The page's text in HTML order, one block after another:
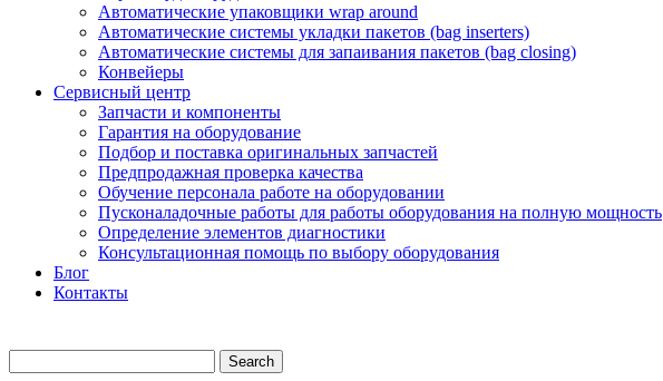
Автоматические упаковщики wrap around
Автоматические системы укладки пакетов (bag inserters)
Автоматические системы для запаивания пакетов (bag closing)
Конвейеры
Сервисный центр
Запчасти и компоненты
Гарантия на оборудование
Подбор и поставка оригинальных запчастей
Предпродажная проверка качества
Обучение персонала работе на оборудовании
Пусконаладочные работы для работы оборудования на полную мощность
Определение элементов диагностики
Консультационная помощь по выбору оборудования
Блог
Контакты
Search